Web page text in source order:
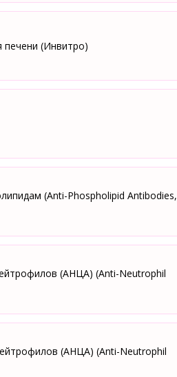
печени (Инвитро)
(Аnti-Phospholipid Antibodies,
(АНЦА) (Anti-Neutrophil
(АНЦА) (Anti-Neutrophil